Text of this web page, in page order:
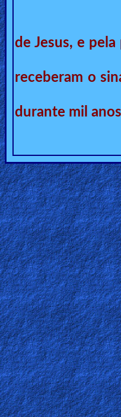
Older
de Jesus, e
receberam o
durante mil